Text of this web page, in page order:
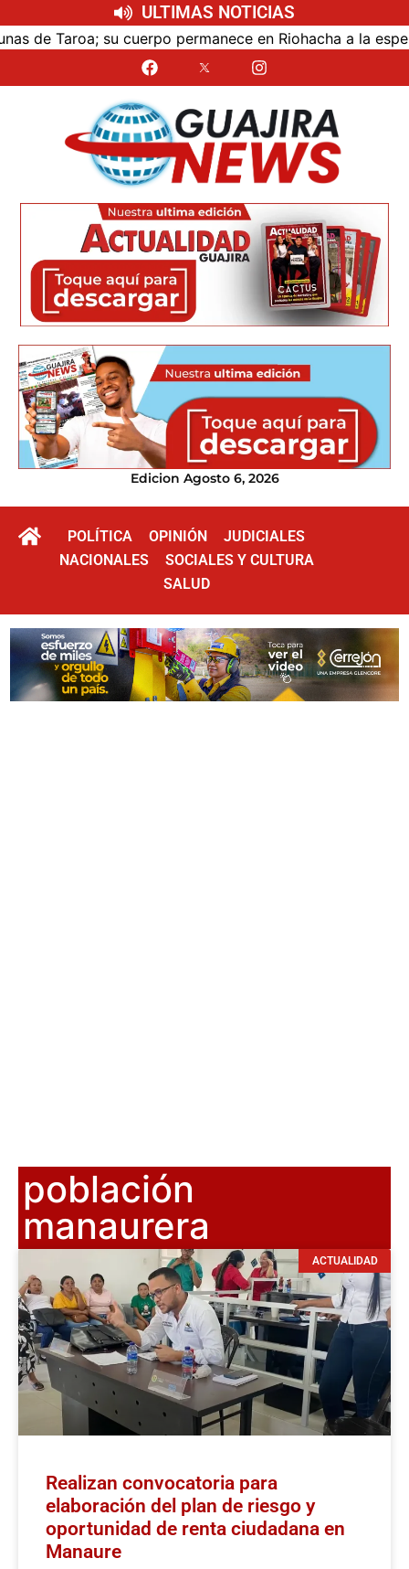
ULTIMAS NOTICIAS
su cuerpo permanece en Riohacha a la espera de
Edicion Agosto 6, 2026
POLÍTICA OPINIÓN
JUDICIALES
NACIONALES
SOCIALES Y CULTURA
SALUD
población
manaurera
ACTUALIDAD
Realizan convocatoria para
elaboración del plan de riesgo y
oportunidad de renta ciudadana en
Manaure